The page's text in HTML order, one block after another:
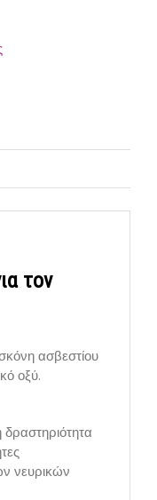
τον
ασβεστίου
οξύ.
δραστηριότητα
νευρικών